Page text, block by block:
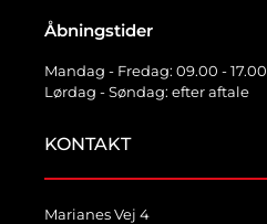
Åbningstider
Mandag - Fredag: 09.00 - 17.00
Lørdag - Søndag: efter aftale
KONTAKT
Marianes Vej 4